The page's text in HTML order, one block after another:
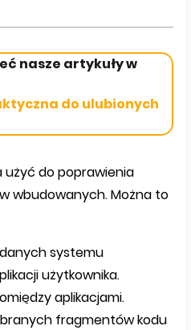
nasze artykuły w
do ulubionych
użyć do poprawienia
wbudowanych. Można to
systemu
użytkownika.
aplikacjami.
fragmentów kodu